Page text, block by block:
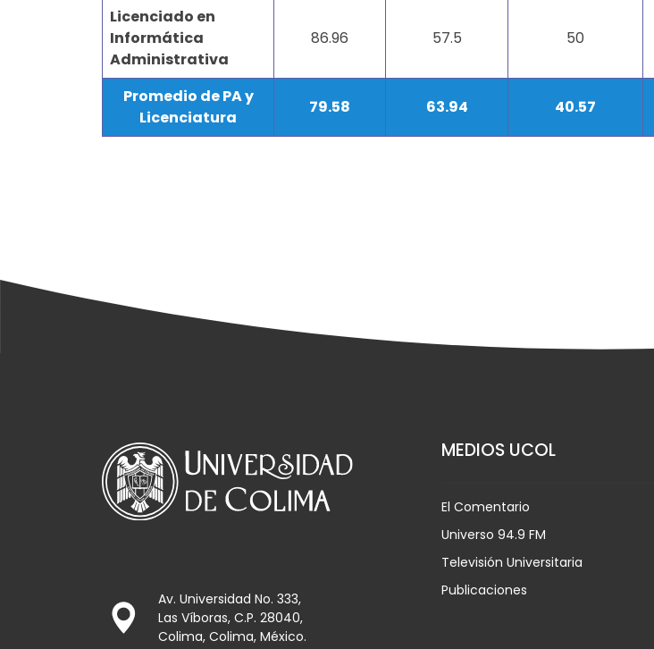
Licenciado en
Informática
Administrativa
86.96 57.5 50
Promedio de PA y
Licenciatura
79.58 63.94 40.57
Av. Universidad No. 333,
Las Víboras, C.P. 28040,
Colima, Colima, México.
MEDIOS UCOL
El Comentario
Universo 94.9 FM
Televisión Universitaria
Publicaciones